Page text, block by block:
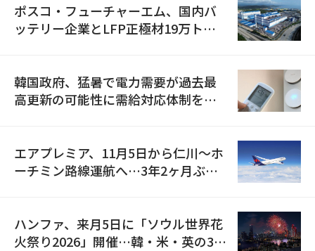
ポスコ・フューチャーエム、国内バ
ッテリー企業とLFP正極材19万トン
韓国政府、猛暑で電力需要が過去最
高更新の可能性に需給対応体制を点
エアプレミア、11月5日から仁川〜ホ
ーチミン路線運航へ…3年2ヶ月ぶり
ハンファ、来月5日に「ソウル世界花
火祭り2026」開催…韓・米・英の3カ